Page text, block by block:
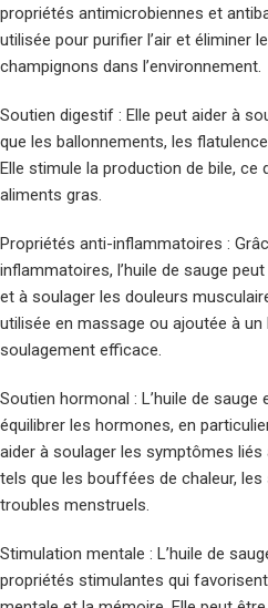
propriétés antimicrobiennes et
utilisée pour purifier l’air et éliminer
champignons dans l’environnement.
Soutien digestif : Elle peut aider à
que les ballonnements, les
Elle stimule la production de bile, ce
aliments gras.
Propriétés anti-inflammatoires :
inflammatoires, l’huile de sauge
et à soulager les douleurs
utilisée en massage ou ajoutée à un
soulagement efficace.
Soutien hormonal : L’huile de
équilibrer les hormones, en
aider à soulager les symptômes
tels que les bouffées de chaleur, les
troubles menstruels.
Stimulation mentale : L’huile de
propriétés stimulantes qui